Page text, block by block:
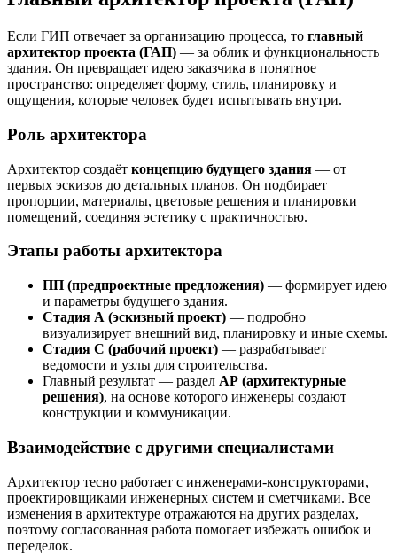
Если ГИП отвечает за организацию процесса, то главный
архитектор проекта (ГАП) — за облик и функциональность
здания. Он превращает идею заказчика в понятное
пространство: определяет форму, стиль, планировку и
ощущения, которые человек будет испытывать внутри.
Роль архитектора
Архитектор создаёт концепцию будущего здания — от
первых эскизов до детальных планов. Он подбирает
пропорции, материалы, цветовые решения и планировки
помещений, соединяя эстетику с практичностью.
Этапы работы архитектора
ПП (предпроектные предложения) — формирует идею
и параметры будущего здания.
Стадия А (эскизный проект) — подробно
визуализирует внешний вид, планировку и иные схемы.
Стадия С (рабочий проект) — разрабатывает
ведомости и узлы для строительства.
Главный результат — раздел АР (архитектурные
решения), на основе которого инженеры создают
конструкции и коммуникации.
Взаимодействие с другими специалистами
Архитектор тесно работает с инженерами-конструкторами,
проектировщиками инженерных систем и сметчиками. Все
изменения в архитектуре отражаются на других разделах,
поэтому согласованная работа помогает избежать ошибок и
переделок.